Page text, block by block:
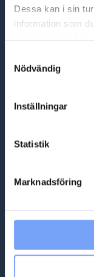
Dessa kan i sin
information som
Nödvändig
Inställningar
Statistik
Marknadsföring
Produkter
Nyheter
Partners
Bauer Media
Mätning
Produktion
Smartclip